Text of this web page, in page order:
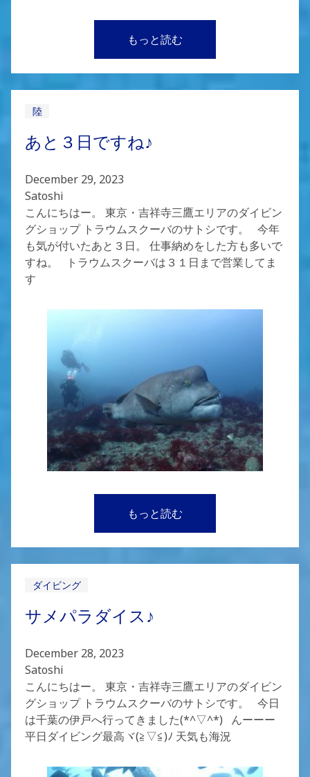
もっと読む
陸
あと３日ですね♪
December 29, 2023
Satoshi
こんにちはー。 東京・吉祥寺三鷹エリアのダイビン
グショップ トラウムスクーバのサトシです。 今年
も気が付いたあと３日。 仕事納めをした方も多いで
すね。 トラウムスクーバは３１日まで営業してま
す
もっと読む
ダイビング
サメパラダイス♪
December 28, 2023
Satoshi
こんにちはー。 東京・吉祥寺三鷹エリアのダイビン
グショップ トラウムスクーバのサトシです。 今日
は千葉の伊戸へ行ってきました(*^▽^*) んーーー
平日ダイビング最高ヾ(≧▽≦)ﾉ 天気も海況